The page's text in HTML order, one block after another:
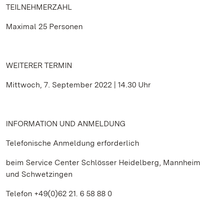
TEILNEHMERZAHL
Maximal 25 Personen
WEITERER TERMIN
Mittwoch, 7. September 2022 | 14.30 Uhr
INFORMATION UND ANMELDUNG
Telefonische Anmeldung erforderlich
beim Service Center Schlösser Heidelberg, Mannheim
und Schwetzingen
Telefon +49(0)62 21. 6 58 88 0